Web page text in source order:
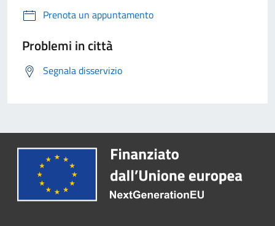
Prenota un appuntamento
Problemi in città
Segnala disservizio